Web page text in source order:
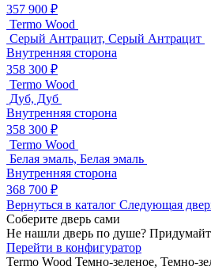
357 900 ₽
Termo Wood
Серый Антрацит, Серый Антрацит
Внутренняя сторона
358 300 ₽
Termo Wood
Дуб, Дуб
Внутренняя сторона
358 300 ₽
Termo Wood
Белая эмаль, Белая эмаль
Внутренняя сторона
368 700 ₽
Вернуться в каталог Следующая
Соберите дверь сами
Не нашли дверь по душе?
Перейти в конфигуратор
Termo Wood Темно-зеленое, Темно-